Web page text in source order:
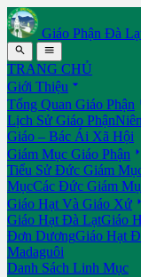
Giáo Phận Đà
 
TRANG CHỦ
Giới Thiệu 
Tổng Quan Giáo Phận
Lịch Sử Giáo Phận
Giáo – Bác Ái Xã Hội
Giám Mục Giáo Phận 
Tiểu Sử Đức Giám
MụcCác Đức Giám
Giáo Hạt Và Giáo Xứ 
Giáo Hạt Đà LạtGiáo
Đơn DươngGiáo Hạt
Madaguôi
Danh Sách Linh Mục